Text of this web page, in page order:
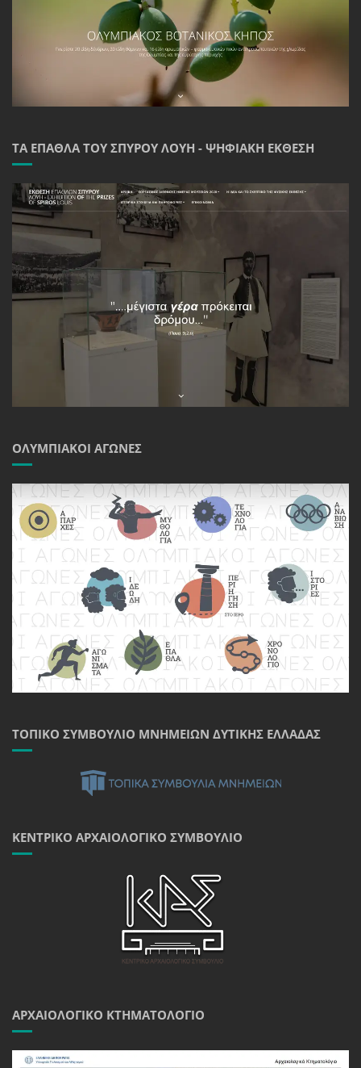
ΤΑ ΈΠΑΘΛΑ ΤΟΥ ΣΠΎΡΟΥ ΛΟΎΗ - ΨΗΦΙΑΚΉ ΈΚΘΕΣΗ
ΟΛΥΜΠΙΑΚΟΊ ΑΓΏΝΕΣ
ΤΟΠΙΚΌ ΣΥΜΒΟΎΛΙΟ ΜΝΗΜΕΊΩΝ ΔΥΤΙΚΉΣ ΕΛΛΆΔΑΣ
ΚΕΝΤΡΙΚΌ ΑΡΧΑΙΟΛΟΓΙΚΌ ΣΥΜΒΟΎΛΙΟ
ΑΡΧΑΙΟΛΟΓΙΚΌ ΚΤΗΜΑΤΟΛΌΓΙΟ